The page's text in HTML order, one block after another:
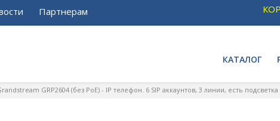
Партнерам
КАТАЛОГ
GRP2604 (без PoE) - IP телефон. 6 SIP аккаунтов, 3 линии, есть